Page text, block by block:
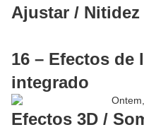
Ajustar /
16 – Efectos de
integrado
Efectos 3D /